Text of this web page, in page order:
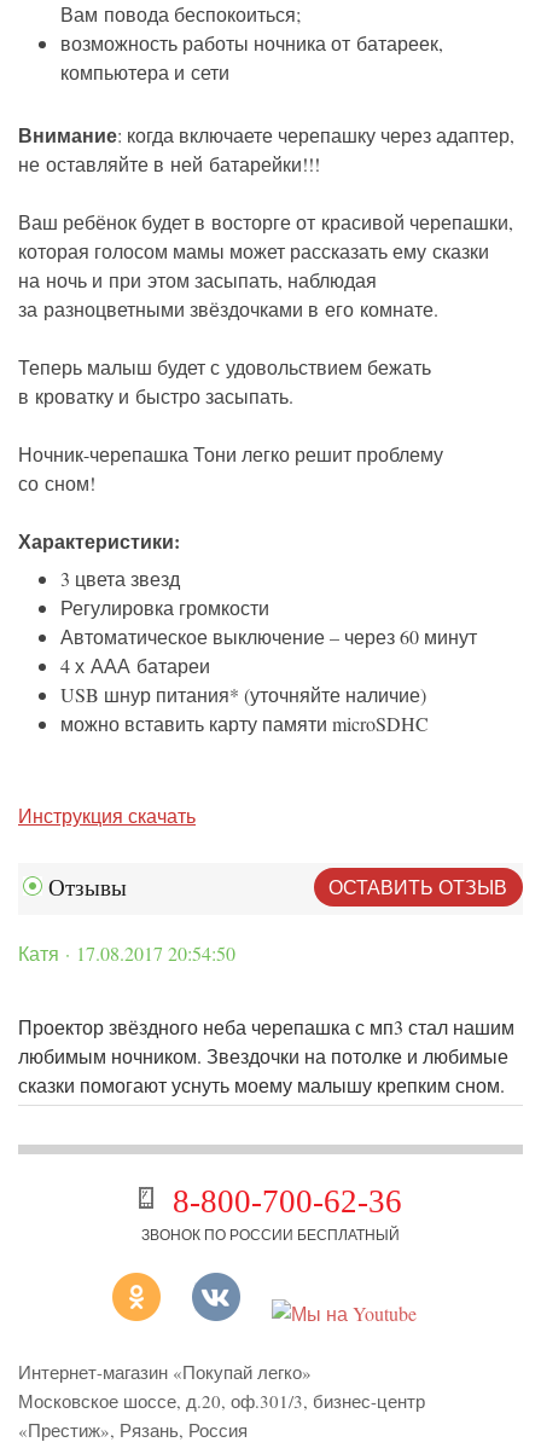
Вам повода беспокоиться;
возможность работы ночника от батареек,
компьютера и сети
Внимание: когда включаете черепашку через адаптер,
не оставляйте в ней батарейки!!!
Ваш ребёнок будет в восторге от красивой черепашки,
которая голосом мамы может рассказать ему сказки
на ночь и при этом засыпать, наблюдая
за разноцветными звёздочками в его комнате.
Теперь малыш будет с удовольствием бежать
в кроватку и быстро засыпать.
Ночник-черепашка Тони легко решит проблему
со сном!
Характеристики:
3 цвета звезд
Регулировка громкости
Автоматическое выключение – через 60 минут
4 х ААА батареи
USB шнур питания* (уточняйте наличие)
можно вставить карту памяти microSDHC
Инструкция скачать
Отзывы ОСТАВИТЬ ОТЗЫВ
Катя · 17.08.2017 20:54:50
Проектор звёздного неба черепашка с мп3 стал нашим
любимым ночником. Звездочки на потолке и любимые
сказки помогают уснуть моему малышу крепким сном.
8-800-700-62-36
ЗВОНОК ПО РОССИИ БЕСПЛАТНЫЙ
Интернет-магазин «Покупай легко»
Московское шоссе, д.20, оф.301/3, бизнес-центр
«Престиж», Рязань, Россия